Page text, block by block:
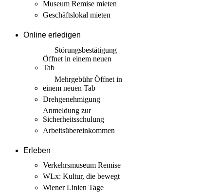
Museum Remise mieten
Geschäftslokal mieten
Online erledigen
Störungs­bestätigung
Öffnet in einem neuen
Tab
MehrgebührÖffnet in
einem neuen Tab
Drehgenehmigung
Anmeldung zur
Sicherheits­schulung
Arbeits­übereinkommen
Erleben
Verkehrsmuseum Remise
WLx: Kultur, die bewegt
Wiener Linien Tage